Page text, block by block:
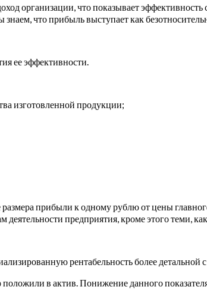
организации, что показывает
знаем, что прибыль выступает как
ее эффективности.
изготовленной продукции;
прибыли к одному рублю от цены
предприятия, кроме этого теми,
рентабельность более детальной
в актив. Понижение данного